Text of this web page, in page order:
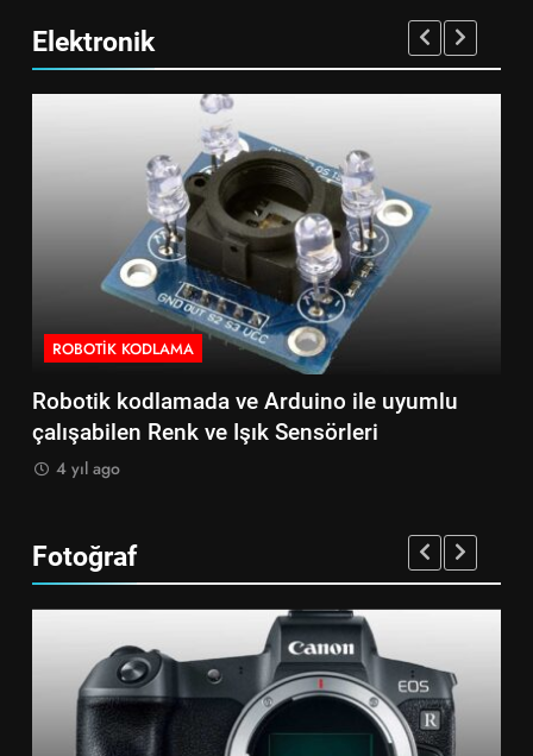
Elektronik
ROBOTIK KODLAMA
Robotik kodlamada ve Arduino ile uyumlu
çalışabilen Medikal Sensörler
4 yıl ago
Fotoğraf